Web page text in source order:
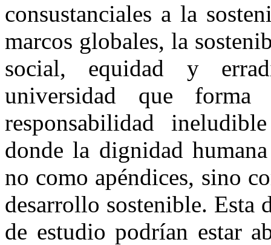
consustanciales a la
marcos globales, la
social, equidad y
universidad que
responsabilidad
donde la dignidad
no como apéndices, sino
desarrollo sostenible. Esta
de estudio podrían estar